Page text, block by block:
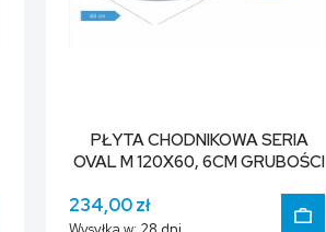
PŁYTA CHODNIKOWA SERIA
OVAL M 120X60, 6CM GRUBOŚCI
234,00 zł